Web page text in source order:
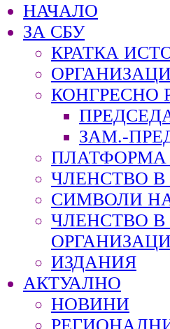
НАЧАЛО
ЗА СБУ
КРАТКА
КОНГРЕСНО
ЗАМ.-
ПЛАТФОРМА
ЧЛЕНСТВО В
СИМВОЛИ
ЧЛЕНСТВО
ИЗДАНИЯ
АКТУАЛНО
НОВИНИ